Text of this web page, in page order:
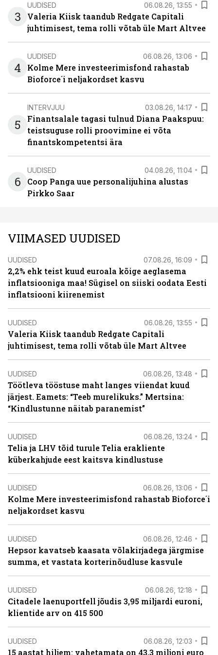
3
UUDISED 06.08.26, 13:55
Valeria Kiisk taandub Redgate Capitali
juhtimisest, tema rolli võtab üle Mart Altvee
4
UUDISED 06.08.26, 13:06
Kolme Mere investeerimisfond rahastab
Bioforce´i neljakordset kasvu
5
INTERVJUU 03.08.26, 14:17
Finantsalale tagasi tulnud Diana Paakspuu:
teistsuguse rolli proovimine ei võta
finantskompetentsi ära
6
UUDISED 04.08.26, 11:04
Coop Panga uue personalijuhina alustas
Pirkko Saar
VIIMASED UUDISED
UUDISED 07.08.26, 16:09
2,2% ehk teist kuud euroala kõige aeglasema
inflatsiooniga maa! Sügisel on siiski oodata Eesti
inflatsiooni kiirenemist
UUDISED 06.08.26, 13:55
Valeria Kiisk taandub Redgate Capitali
juhtimisest, tema rolli võtab üle Mart Altvee
UUDISED 06.08.26, 13:48
Töötleva tööstuse maht langes viiendat kuud
järjest. Eamets: “Teeb murelikuks.” Mertsina:
“Kindlustunne näitab paranemist”
UUDISED 06.08.26, 13:24
Telia ja LHV tõid turule Telia erakliente
küberkahjude eest kaitsva kindlustuse
UUDISED 06.08.26, 13:06
Kolme Mere investeerimisfond rahastab Bioforce´i
neljakordset kasvu
UUDISED 06.08.26, 12:46
Hepsor kavatseb kaasata võlakirjadega järgmise
summa, et vastata korterinõudluse kasvule
UUDISED 06.08.26, 12:18
Citadele laenuportfell jõudis 3,95 miljardi euroni,
klientide arv on 415 500
UUDISED 06.08.26, 12:03
15 aastat hiljem: vahetamata on 43,3 miljoni euro